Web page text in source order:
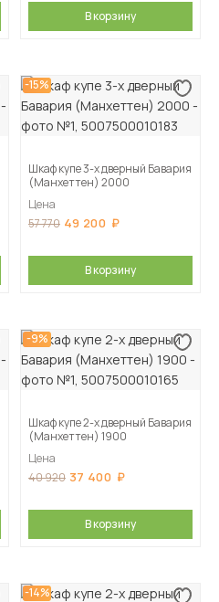
В корзину
-15%
Шкаф купе 3-х дверный Бавария
(Манхеттен) 2000
Цена
57 770 49 200
В корзину
-9%
Шкаф купе 2-х дверный Бавария
(Манхеттен) 1900
Цена
40 920 37 400
В корзину
-14%